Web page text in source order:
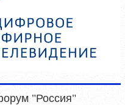
"Россия"